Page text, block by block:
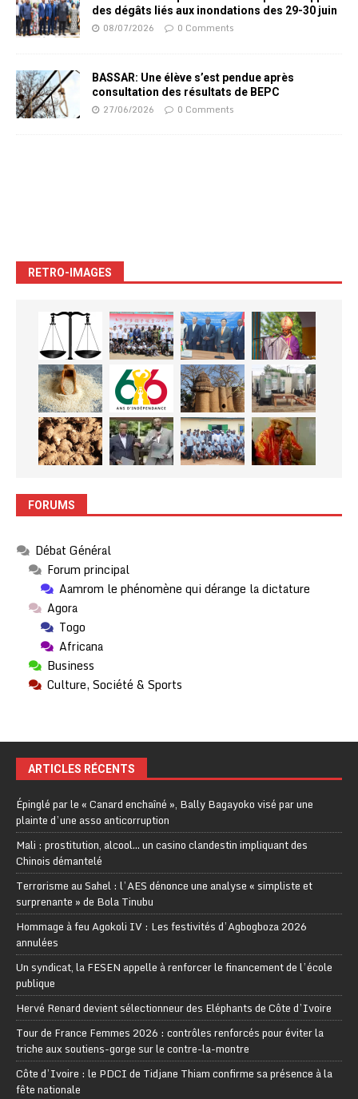
des dégâts liés aux inondations des 29-30 juin
08/07/2026 0 Comments
BASSAR: Une élève s’est pendue après
consultation des résultats de BEPC
27/06/2026 0 Comments
RETRO-IMAGES
FORUMS
Débat Général
Forum principal
Aamrom le phénomène qui dérange la dictature
Agora
Togo
Africana
Business
Culture, Société & Sports
ARTICLES RÉCENTS
Épinglé par le « Canard enchaîné », Bally Bagayoko visé par une
plainte d’une asso anticorruption
Mali : prostitution, alcool… un casino clandestin impliquant des
Chinois démantelé
Terrorisme au Sahel : l’AES dénonce une analyse « simpliste et
surprenante » de Bola Tinubu
Hommage à feu Agokoli IV : Les festivités d’Agbogboza 2026
annulées
Un syndicat, la FESEN appelle à renforcer le financement de l’école
publique
Hervé Renard devient sélectionneur des Eléphants de Côte d’Ivoire
Tour de France Femmes 2026 : contrôles renforcés pour éviter la
triche aux soutiens-gorge sur le contre-la-montre
Côte d’Ivoire : le PDCI de Tidjane Thiam confirme sa présence à la
fête nationale